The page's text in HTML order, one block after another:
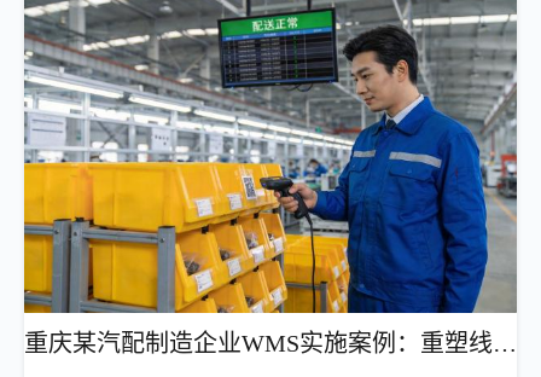
率降低42%，召回效率提升10倍
食品仓库保质期怎么管？先进先出很难执行吗？看成都某食
品厂如何通过WMS系统实现批次效期全程追溯，自动预警
临期品，库存损耗降低42%，食品安全零事故。
查看详情
重庆某汽配制造企业WMS实施案例：重塑线边仓物流，告别停工待料